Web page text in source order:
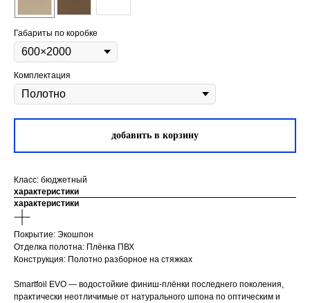
Габариты по коробке
Комплектация
добавить в корзину
Класс: бюджетный
характеристики
характеристики
Покрытие: Экошпон
Отделка полотна: Плёнка ПВХ
Конструкция: Полотно разборное на стяжках
Smartfoil EVO — водостойкие финиш-плёнки последнего поколения,
практически неотличимые от натурального шпона по оптическим и